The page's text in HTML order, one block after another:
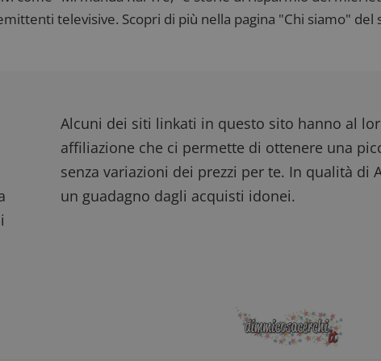
televisive. Scopri di più nella pagina "Chi siamo" del
Alcuni dei siti linkati in questo sito hanno al
affiliazione che ci permette di ottenere una
senza variazioni dei prezzi per te. In qualità di
un guadagno dagli acquisti idonei.